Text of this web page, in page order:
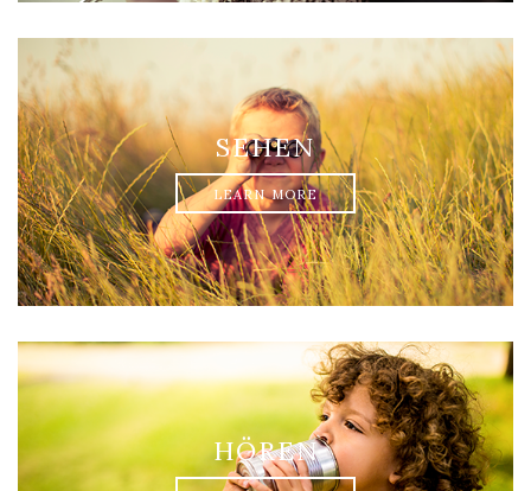
SEHEN
LEARN MORE
HÖREN